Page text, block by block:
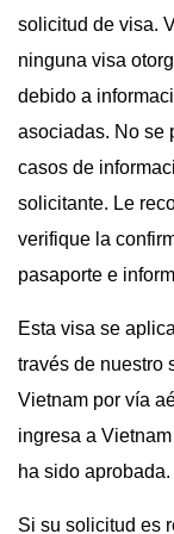
solicitud de visa.
ninguna visa
debido a
asociadas. No se
casos de
solicitante. Le
verifique la
pasaporte e
Esta visa se
través de nuestro
Vietnam por vía
ingresa a
ha sido aprobada.
Si su solicitud es